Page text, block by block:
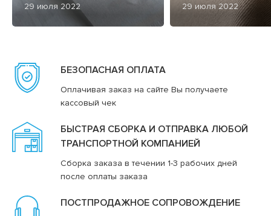
29 июля 2022 29 июля 2022
БЕЗОПАСНАЯ ОПЛАТА
Оплачивая заказ на сайте Вы получаете
кассовый чек
БЫСТРАЯ СБОРКА И ОТПРАВКА ЛЮБОЙ
ТРАНСПОРТНОЙ КОМПАНИЕЙ
Сборка заказа в течении 1-3 рабочих дней
после оплаты заказа
ПОСТПРОДАЖНОЕ СОПРОВОЖДЕНИЕ